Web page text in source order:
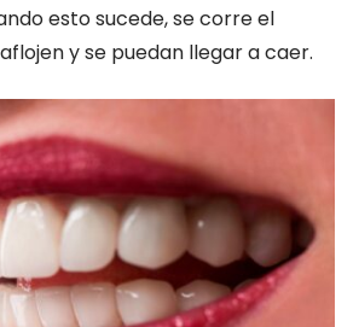
esto sucede, se corre el
y se puedan llegar a caer.